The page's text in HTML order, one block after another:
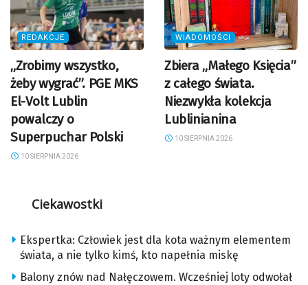
REDAKCJE
„Zrobimy wszystko,
żeby wygrać”. PGE MKS
El-Volt Lublin
powalczy o
Superpuchar Polski
10 SIERPNIA 2026
WIADOMOŚCI
Zbiera „Małego Księcia”
z całego świata.
Niezwykła kolekcja
Lublinianina
10 SIERPNIA 2026
Ciekawostki
Ekspertka: Człowiek jest dla kota ważnym elementem
świata, a nie tylko kimś, kto napełnia miskę
Balony znów nad Nałęczowem. Wcześniej loty odwołał